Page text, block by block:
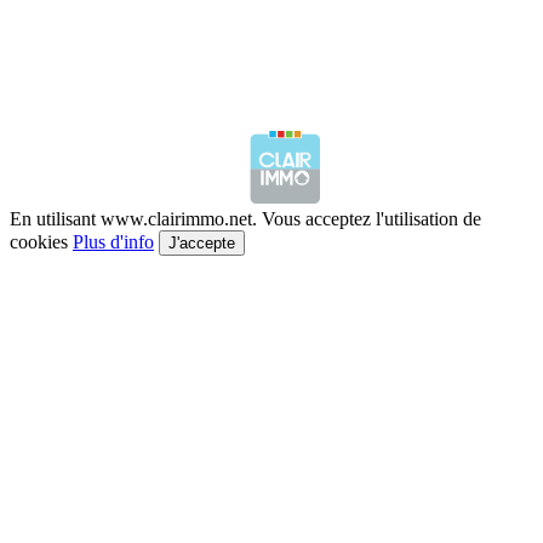
En utilisant www.clairimmo.net. Vous acceptez l'utilisation de
cookies Plus d'info J'accepte